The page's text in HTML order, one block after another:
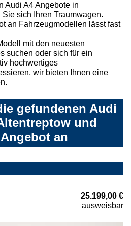
Audi A4 Angebote in
sich Ihren Traumwagen.
an Fahrzeugmodellen lässt fast
mit den neuesten
suchen oder sich für ein
hochwertiges
wir bieten Ihnen eine
gefundenen Audi
und
an
25.199,00 €
ausweisbar